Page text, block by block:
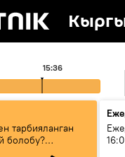
15:36
тарбияланган
болобу?